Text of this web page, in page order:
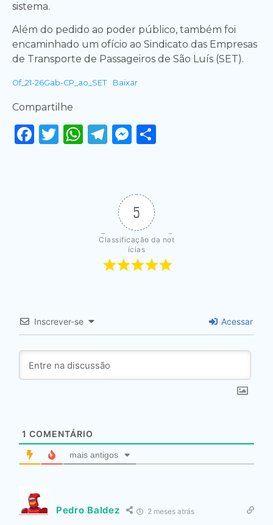
sistema.
Além do pedido ao poder público, também foi
encaminhado um ofício ao Sindicato das Empresas
de Transporte de Passageiros de São Luís (SET).
Of_21-26Gab-CP_ao_SET Baixar
Compartilhe
Facebook
Twitter
WhatsApp
Telegram
Messenger
5
Classificação da not
ícias
Inscrever-se Acessar
1 COMENTÁRIO
mais antigos
Pedro Baldez 2 meses atrás